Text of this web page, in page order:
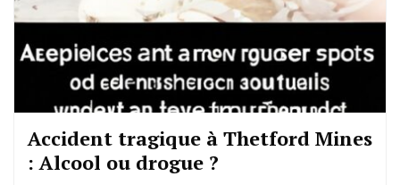
Accident tragique à Thetford Mines
: Alcool ou drogue ?